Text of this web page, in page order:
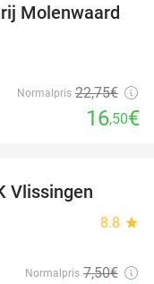
27%
Molenwaard
Normalpris 22,75€
16,50€
Vlissingen
8.8 star
Normalpris 7,50€